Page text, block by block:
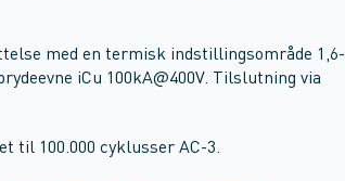
med en termisk indstillingsområde 1,6-
iCu 100kA@400V. Tilslutning via
til 100.000 cyklusser AC-3.